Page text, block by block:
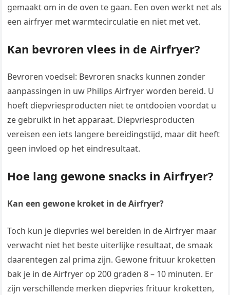
gemaakt om in de oven te gaan. Een oven werkt net als
een airfryer met warmtecirculatie en niet met vet.
Kan bevroren vlees in de Airfryer?
Bevroren voedsel: Bevroren snacks kunnen zonder
aanpassingen in uw Philips Airfryer worden bereid. U
hoeft diepvriesproducten niet te ontdooien voordat u
ze gebruikt in het apparaat. Diepvriesproducten
vereisen een iets langere bereidingstijd, maar dit heeft
geen invloed op het eindresultaat.
Hoe lang gewone snacks in Airfryer?
Kan een gewone kroket in de Airfryer?
Toch kun je diepvries wel bereiden in de Airfryer maar
verwacht niet het beste uiterlijke resultaat, de smaak
daarentegen zal prima zijn. Gewone frituur kroketten
bak je in de Airfryer op 200 graden 8 – 10 minuten. Er
zijn verschillende merken diepvries frituur kroketten,